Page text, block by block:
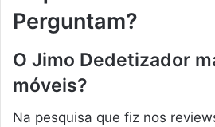
Perguntam?
O Jimo Dedetizador
móveis?
Na pesquisa que fiz nos